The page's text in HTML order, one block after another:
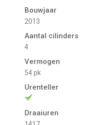
Bouwjaar
2013
Aantal cilinders
4
Vermogen
54 pk
Urenteller
Draaiuren